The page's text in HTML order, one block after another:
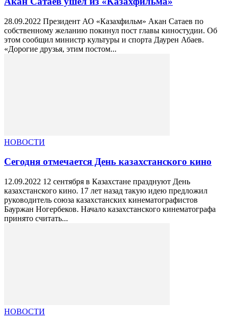
28.09.2022 Президент АО «Казахфильм» Акан Сатаев по
собственному желанию покинул пост главы киностудии. Об
этом сообщил министр культуры и спорта Даурен Абаев.
«Дорогие друзья, этим постом...
НОВОСТИ
Сегодня отмечается День казахстанского кино
12.09.2022 12 сентября в Казахстане празднуют День
казахстанского кино. 17 лет назад такую идею предложил
руководитель союза казахстанских кинематографистов
Бауржан Ногербеков. Начало казахстанского кинематографа
принято считать...
НОВОСТИ